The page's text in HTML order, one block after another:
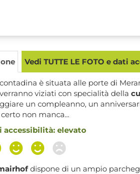
Vedi TUTTE LE FOTO e dati
è situata alle porte di
viziati con specialità della
un compleanno, un
non manca...
accessibilità: elevato
dispone di un ampio